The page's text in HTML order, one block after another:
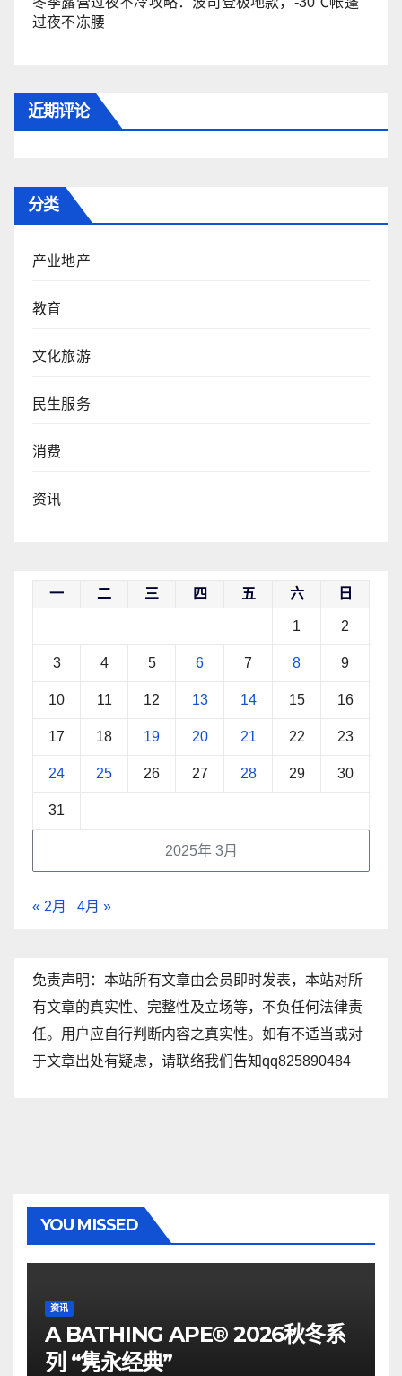
过夜不冻腰
近期评论
分类
产业地产
教育
文化旅游
民生服务
消费
资讯
2025年 3月
一 二 三 四 五 六 日
1 2
3 4 5 6 7 8 9
10 11 12 13 14 15 16
17 18 19 20 21 22 23
24 25 26 27 28 29 30
31
« 2月 4月 »
免责声明：本站所有文章由会员即时发表，本站对所
有文章的真实性、完整性及立场等，不负任何法律责
任。用户应自行判断内容之真实性。如有不适当或对
于文章出处有疑虑，请联络我们告知qq825890484
YOU MISSED
资讯
A BATHING APE® 2026秋冬系
列 “隽永经典”